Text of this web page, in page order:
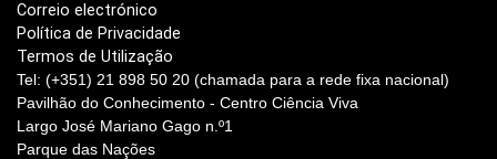
Correio electrónico
Política de Privacidade
Termos de Utilização
Tel: (+351) 21 898 50 20 (chamada para a rede fixa nacional)
Pavilhão do Conhecimento - Centro Ciência Viva
Largo José Mariano Gago n.º1
Parque das Nações